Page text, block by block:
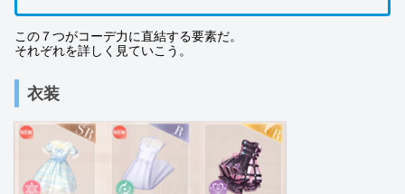
この７つがコーデ力に直結する要素だ。
それぞれを詳しく見ていこう。
衣装